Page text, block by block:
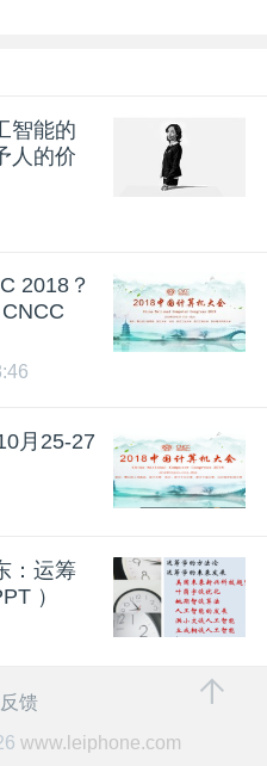
智能的
人的价
2018？
月25-27
：运筹
）
馈
www.leiphone.com